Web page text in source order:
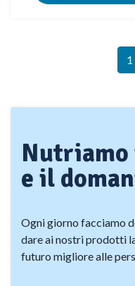
1
Nutriamo
e il
Ogni giorno facciamo
dare ai nostri prodotti
futuro migliore alle